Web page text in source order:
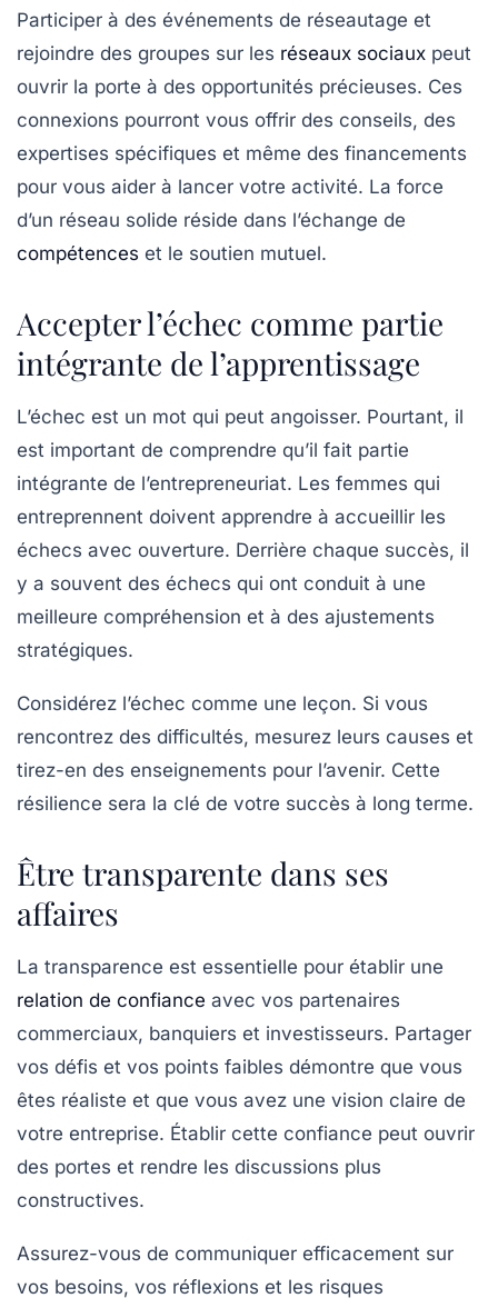
Participer à des événements de réseautage et
rejoindre des groupes sur les réseaux sociaux peut
ouvrir la porte à des opportunités précieuses. Ces
connexions pourront vous offrir des conseils, des
expertises spécifiques et même des financements
pour vous aider à lancer votre activité. La force
d’un réseau solide réside dans l’échange de
compétences et le soutien mutuel.
Accepter l’échec comme partie
intégrante de l’apprentissage
L’échec est un mot qui peut angoisser. Pourtant, il
est important de comprendre qu’il fait partie
intégrante de l’entrepreneuriat. Les femmes qui
entreprennent doivent apprendre à accueillir les
échecs avec ouverture. Derrière chaque succès, il
y a souvent des échecs qui ont conduit à une
meilleure compréhension et à des ajustements
stratégiques.
Considérez l’échec comme une leçon. Si vous
rencontrez des difficultés, mesurez leurs causes et
tirez-en des enseignements pour l’avenir. Cette
résilience sera la clé de votre succès à long terme.
Être transparente dans ses
affaires
La transparence est essentielle pour établir une
relation de confiance avec vos partenaires
commerciaux, banquiers et investisseurs. Partager
vos défis et vos points faibles démontre que vous
êtes réaliste et que vous avez une vision claire de
votre entreprise. Établir cette confiance peut ouvrir
des portes et rendre les discussions plus
constructives.
Assurez-vous de communiquer efficacement sur
vos besoins, vos réflexions et les risques